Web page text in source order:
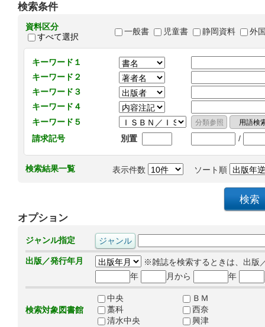
検索条件
資料区分
すべて選択
一般書 児童書 静岡資料 外
キーワード１
キーワード２
キーワード３
キーワード４
キーワード５
請求記号
別置 /
検索結果一覧 表示件数 ソート順
オプション
ジャンル指定
出版／発行年月
※雑誌を検索するときは、出版
年
月から 年
検索対象図書館
中央
ＢＭ
藁科
西奈
清水中央
興津